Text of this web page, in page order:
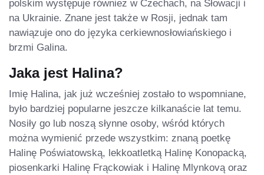
polskim występuje również w Czechach, na Słowacji i
na Ukrainie. Znane jest także w Rosji, jednak tam
nawiązuje ono do języka cerkiewnosłowiańskiego i
brzmi Galina.
Jaka jest Halina?
Imię Halina, jak już wcześniej zostało to wspomniane,
było bardziej popularne jeszcze kilkanaście lat temu.
Nosiły go lub noszą słynne osoby, wśród których
można wymienić przede wszystkim: znaną poetkę
Halinę Poświatowską, lekkoatletką Halinę Konopacką,
piosenkarki Halinę Frąckowiak i Halinę Mlynkovą oraz